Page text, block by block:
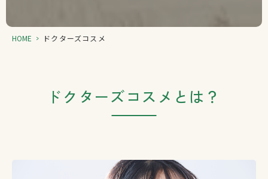
HOME > ドクターズコスメ
ドクターズコスメとは？